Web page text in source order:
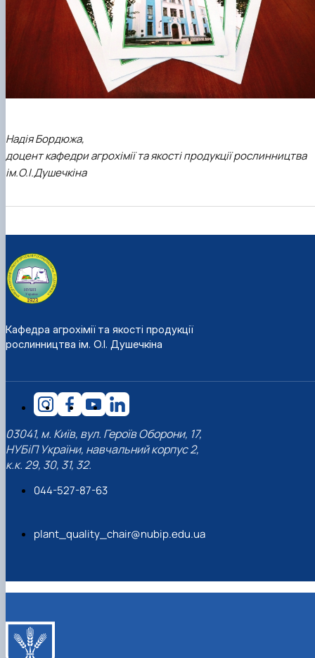
Надія Бордюжа,
доцент кафедри агрохімії та якості продукції рослинництва
ім.О.І.Душечкіна
Кафедра агрохімії та якості продукції
рослинництва ім. О.І. Душечкіна
03041, м. Київ, вул. Героїв Оборони, 17,
НУБіП України, навчальний корпус 2,
к.к. 29, 30, 31, 32.
044-527-87-63
plant_quality_chair@nubip.edu.ua